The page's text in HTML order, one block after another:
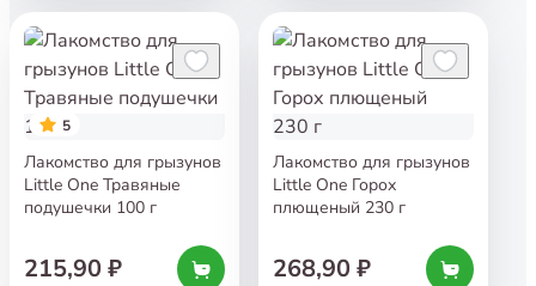
5
Лакомство для грызунов
Little One Травяные
подушечки 100 г
215,90 ₽
Лакомство для грызунов
Little One Горох
плющеный 230 г
268,90 ₽